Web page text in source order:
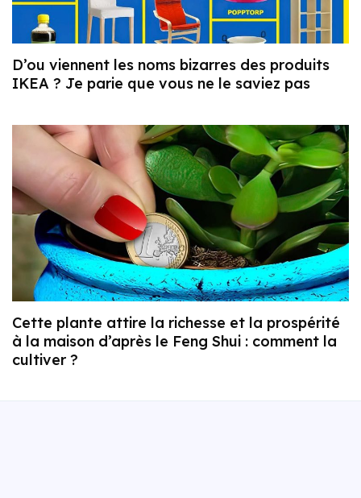
D’ou viennent les noms bizarres des produits
IKEA ? Je parie que vous ne le saviez pas
Cette plante attire la richesse et la prospérité
à la maison d’après le Feng Shui : comment la
cultiver ?